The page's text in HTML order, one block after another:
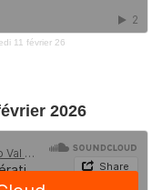
11 février 26
2026